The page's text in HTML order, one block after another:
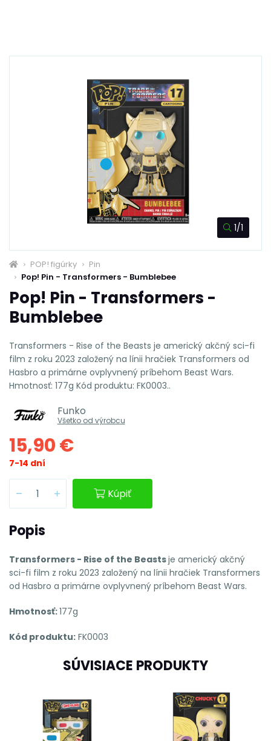
1/1
POP! figúrky
Pin
Pop! Pin - Transformers - Bumblebee
Pop! Pin - Transformers -
Bumblebee
Transformers - Rise of the Beasts je americký akčný sci-fi
film z roku 2023 založený na línii hračiek Transformers od
Hasbro a primárne ovplyvnený príbehom Beast Wars.
Hmotnosť: 177g Kód produktu: FK0003..
Funko
Všetko od výrobcu
15,90 €
7-14 dní
Kúpiť
Popis
Transformers - Rise of the Beastsje americký akčný
sci-fi film z roku 2023 založený na línii hračiek Transformers
od Hasbro a primárne ovplyvnený príbehom Beast Wars.
Hmotnosť:177g
Kód produktu: FK0003
SÚVISIACE PRODUKTY